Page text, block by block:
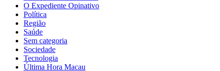
O Expediente Opinativo
Política
Região
Saúde
Sem categoria
Sociedade
Tecnologia
Última Hora Macau